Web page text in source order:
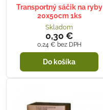
Transportný sáčik na ryby
20x50cm 1ks
Skladom
0,30 €
0,24 € bez DPH
Do košíka